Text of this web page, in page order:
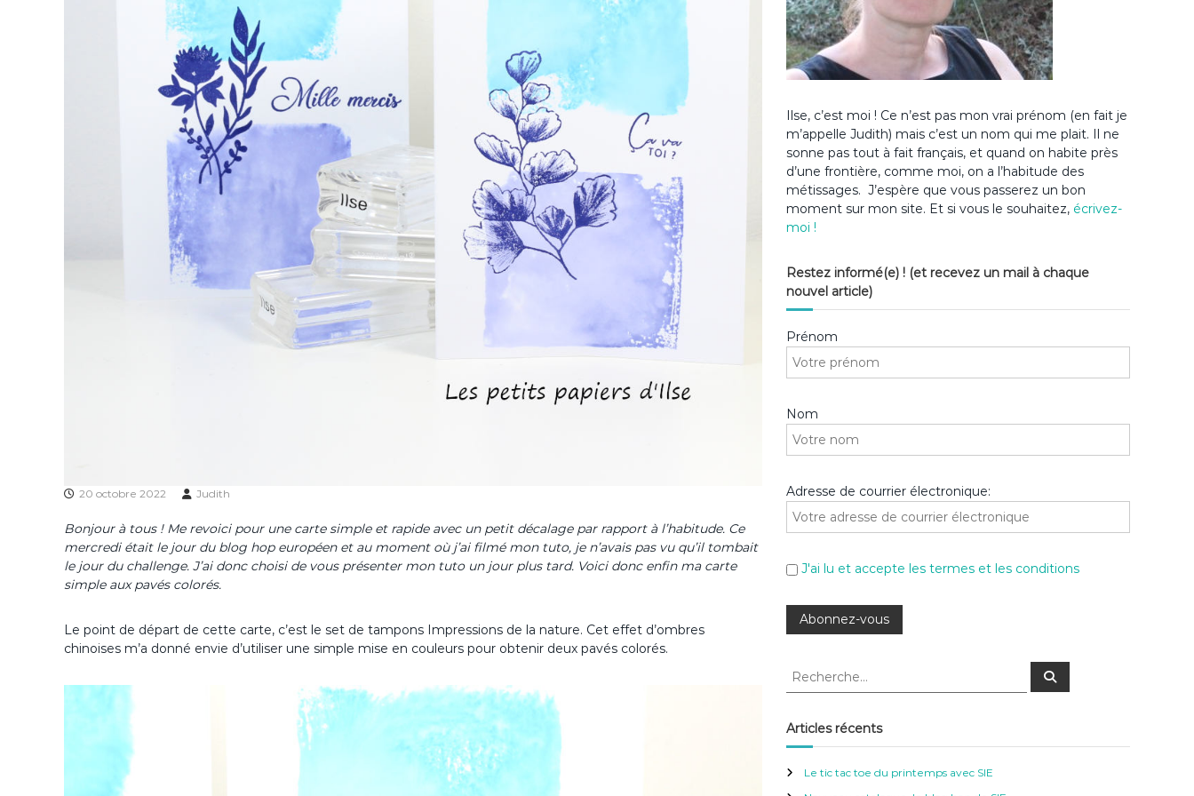
20 octobre 2022 Judith
Bonjour à tous ! Me revoici pour une carte simple et rapide avec un petit décalage par rapport à l’habitude. Ce
mercredi était le jour du blog hop européen et au moment où j’ai filmé mon tuto, je n’avais pas vu qu’il tombait
le jour du challenge. J’ai donc choisi de vous présenter mon tuto un jour plus tard. Voici donc enfin ma carte
simple aux pavés colorés.
Le point de départ de cette carte, c’est le set de tampons Impressions de la nature. Cet effet d’ombres
chinoises m’a donné envie d’utiliser une simple mise en couleurs pour obtenir deux pavés colorés.
Ilse, c’est moi ! Ce n’est pas mon vrai prénom (en fait je
m’appelle Judith) mais c’est un nom qui me plait. Il ne
sonne pas tout à fait français, et quand on habite près
d’une frontière, comme moi, on a l’habitude des
métissages. J’espère que vous passerez un bon
moment sur mon site. Et si vous le souhaitez, écrivez-
moi !
Restez informé(e) ! (et recevez un mail à chaque
nouvel article)
Prénom
Nom
Adresse de courrier électronique:
J'ai lu et accepte les termes et les conditions
R
h
e
c
R
c
Articles récents
Le tic tac toe du printemps avec SIE